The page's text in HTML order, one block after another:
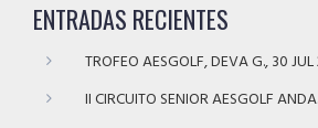
ENTRADAS RECIENTES
TROFEO AESGOLF, DEVA G., 30
II CIRCUITO SENIOR AESGOLF